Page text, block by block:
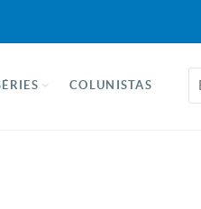
COLUNISTAS